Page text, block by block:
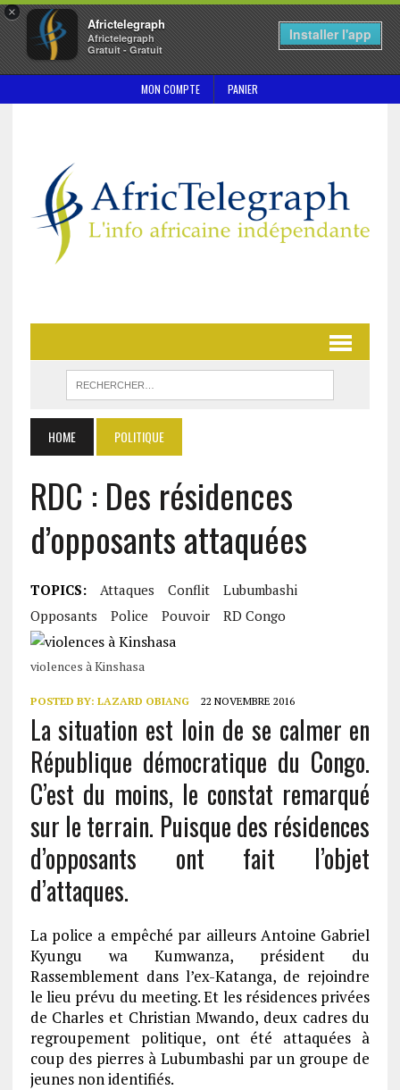
×
Africtelegraph
Africtelegraph
Gratuit - Gratuit
Installer l'app
MON COMPTE PANIER
HOME POLITIQUE
RDC : Des résidences
d’opposants attaquées
TOPICS: Attaques Conflit
Lubumbashi
Opposants
Police Pouvoir RD Congo
violences à Kinshasa
POSTED BY: LAZARD OBIANG 22 NOVEMBRE 2016
La situation est loin de se calmer en
République démocratique du Congo.
C’est du moins, le constat remarqué
sur le terrain. Puisque des résidences
d’opposants ont fait l’objet
d’attaques.
La police a empêché par ailleurs Antoine Gabriel
Kyungu wa Kumwanza, président du
Rassemblement dans l’ex-Katanga, de rejoindre
le lieu prévu du meeting. Et les résidences privées
de Charles et Christian Mwando, deux cadres du
regroupement politique, ont été attaquées à
coup des pierres à Lubumbashi par un groupe de
jeunes non identifiés.